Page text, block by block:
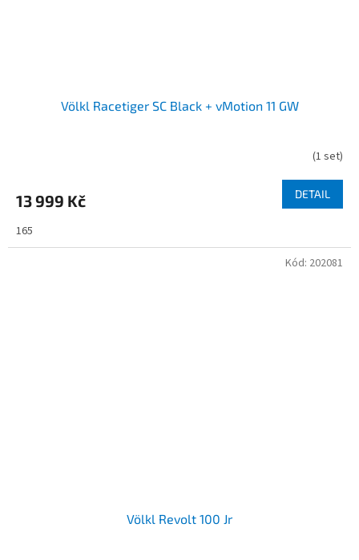
Völkl Racetiger SC Black + vMotion 11 GW
(1 set)
13 999 Kč DETAIL
165
Völkl Revolt 100 Jr
Kód: 202081